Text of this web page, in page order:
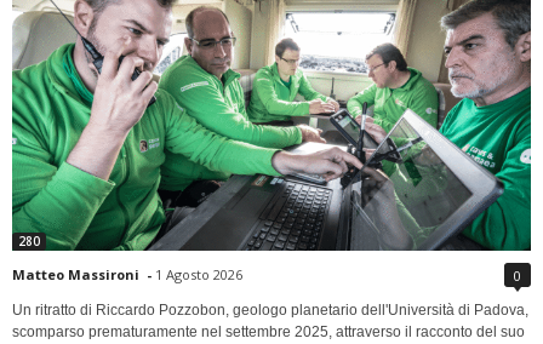
280
Matteo Massironi - 1 Agosto 2026 0
Un ritratto di Riccardo Pozzobon, geologo planetario dell'Università di Padova,
scomparso prematuramente nel settembre 2025, attraverso il racconto del suo